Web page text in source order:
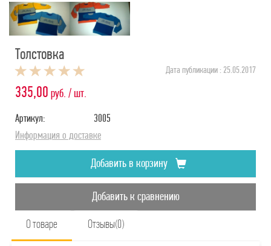
Толстовка
Дата публикации : 25.05.2017
335,00 руб. / шт.
Артикул:
3005
Информация о доставке
Добавить в корзину
Добавить к сравнению
О товаре Отзывы(0)